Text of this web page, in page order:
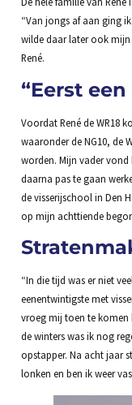
“Van jongs af aan ging
wilde daar later ook mijn
René.
“Eerst
Voordat René de WR18
waaronder de NG10, de
worden. Mijn vader
daarna pas te gaan
de visserijschool in Den
op mijn achttiende
“In die tijd was er niet
eenentwintigste met
vroeg mij toen te komen
de winters was ik nog
opstapper. Na acht jaar
lonken en ben ik weer